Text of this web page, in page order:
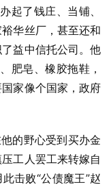
起了钱庄、当铺、
华丝厂，甚至还和
益中信托公司。他
肥皂、橡胶拖鞋，
家像个国家，政府
的野心受到买办金
工人罢工来转嫁自
击败“公债魔王”赵